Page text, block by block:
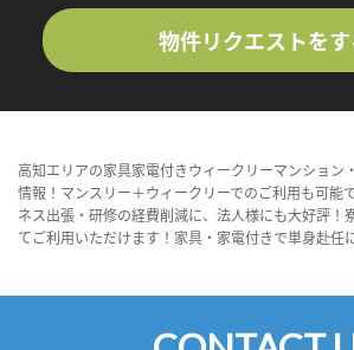
物件リクエストをす
高知エリアの家具家電付きウィークリーマンション
情報！マンスリー＋ウィークリーでのご利用も可能
ネス出張・研修の経費削減に、法人様にも大好評！
てご利用いただけます！家具・家電付きで単身赴任